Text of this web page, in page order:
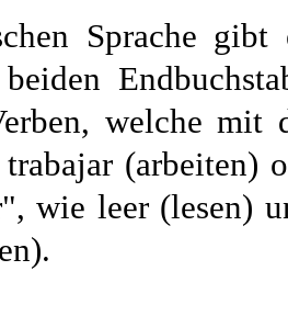
Sprache
welche mit
(arbeiten)
wie leer (lesen)